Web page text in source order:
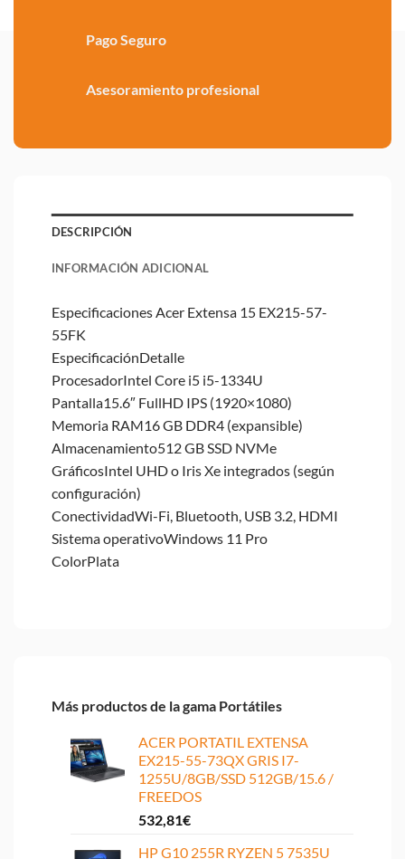
Pago Seguro
Asesoramiento profesional
DESCRIPCIÓN
INFORMACIÓN ADICIONAL
Especificaciones Acer Extensa 15 EX215-57-
55FK
EspecificaciónDetalle
ProcesadorIntel Core i5 i5-1334U
Pantalla15.6″ FullHD IPS (1920×1080)
Memoria RAM16 GB DDR4 (expansible)
Almacenamiento512 GB SSD NVMe
GráficosIntel UHD o Iris Xe integrados (según
configuración)
ConectividadWi-Fi, Bluetooth, USB 3.2, HDMI
Sistema operativoWindows 11 Pro
ColorPlata
Más productos de la gama Portátiles
ACER PORTATIL EXTENSA
EX215-55-73QX GRIS I7-
1255U/8GB/SSD 512GB/15.6 /
FREEDOS
532,81€
HP G10 255R RYZEN 5 7535U